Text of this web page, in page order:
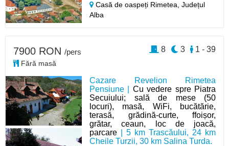
Casă de oaspeți Rimetea,Județul
Alba
Cazare Revelion Rimetea
Pensiune | Cu vedere spre Piatra
Secuiului; sală de mese (50
locuri), masă, WiFi, bucătărie,
terasă, grădină-curte, ffoișor,
grătar, ceaun, loc de joacă,
parcare | 5 km Trascăului, 24 km
Cheile Turzii, 30 km Salina Turda.
7900 RON /pers
Fără masă
1 - 39
3
8